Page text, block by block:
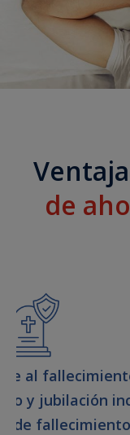
de
al
y jubilación
de